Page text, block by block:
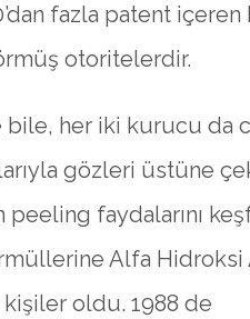
fazla patent içeren
otoritelerdir.
bile, her iki kurucu da
gözleri üstüne
faydalarını
Alfa Hidroksi
kişiler oldu. 1988 de